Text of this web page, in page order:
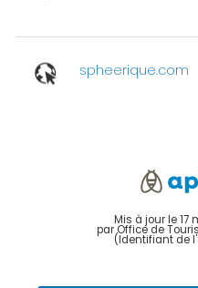
spheerique.com
Mis à jour le 17
par Office de
(Identifiant de